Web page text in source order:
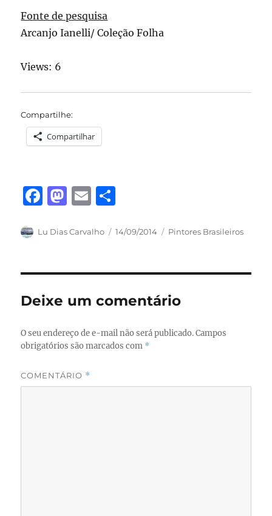
Fonte de pesquisa
Arcanjo Ianelli/ Coleção Folha
Views: 6
Compartilhe:
Compartilhar
F
c
b
o
o
k
M
st
d
o
n
E
ai a
Autor
Lu Dias Carvalho
Publicado
14/09/2014 Categorias
Pintores Brasileiros
Deixe um comentário
O seu endereço de e-mail não será publicado. Campos
obrigatórios são marcados com *
COMENTÁRIO *